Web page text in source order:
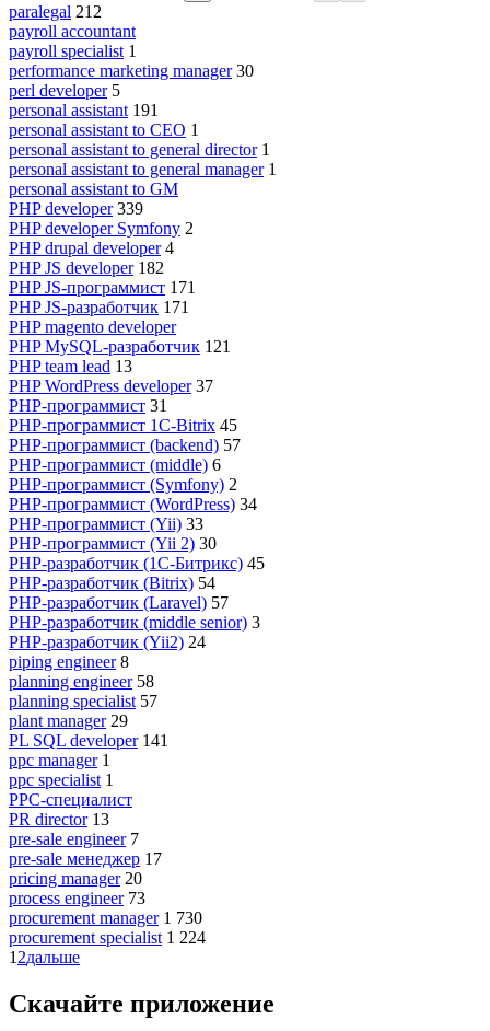
paralegal 212
payroll accountant
payroll specialist 1
performance marketing manager 30
perl developer 5
personal assistant 191
personal assistant to CEO 1
personal assistant to general director 1
personal assistant to general manager 1
personal assistant to GM
PHP developer 339
PHP developer Symfony 2
PHP drupal developer 4
PHP JS developer 182
PHP JS-программист 171
PHP JS-разработчик 171
PHP magento developer
PHP MySQL-разработчик 121
PHP team lead 13
PHP WordPress developer 37
PHP-программист 31
PHP-программист 1C-Bitrix 45
PHP-программист (backend) 57
PHP-программист (middle) 6
PHP-программист (Symfony) 2
PHP-программист (WordPress) 34
PHP-программист (Yii) 33
PHP-программист (Yii 2) 30
PHP-разработчик (1С-Битрикс) 45
PHP-разработчик (Bitrix) 54
PHP-разработчик (Laravel) 57
PHP-разработчик (middle senior) 3
PHP-разработчик (Yii2) 24
piping engineer 8
planning engineer 58
planning specialist 57
plant manager 29
PL SQL developer 141
ppc manager 1
ppc specialist 1
PPC-специалист
PR director 13
pre-sale engineer 7
pre-sale менеджер 17
pricing manager 20
process engineer 73
procurement manager 1 730
procurement specialist 1 224
1 2дальше
Скачайте приложение